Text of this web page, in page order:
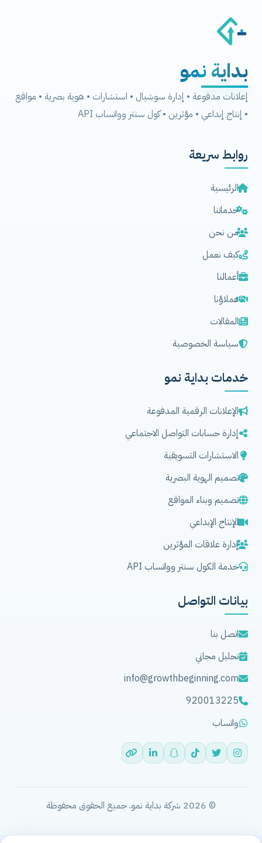
بدايةنمو
إعلانات مدفوعة • إدارة سوشيال • استشارات • هوية بصرية • مواقع
• إنتاج إبداعي • مؤثرين • كول سنتر وواتساب API
روابط سريعة
الرئيسية
خدماتنا
من نحن
كيف نعمل
أعمالنا
عملاؤنا
المقالات
سياسة الخصوصية
خدمات بداية نمو
الإعلانات الرقمية المدفوعة
إدارة حسابات التواصل الاجتماعي
الاستشارات التسويقية
تصميم الهوية البصرية
تصميم وبناء المواقع
الإنتاج الإبداعي
إدارة علاقات المؤثرين
خدمة الكول سنتر وواتساب API
بيانات التواصل
اتصل بنا
تحليل مجاني
info@growthbeginning.com
920013225
واتساب
© 2026 شركة بداية نمو. جميع الحقوق محفوظة